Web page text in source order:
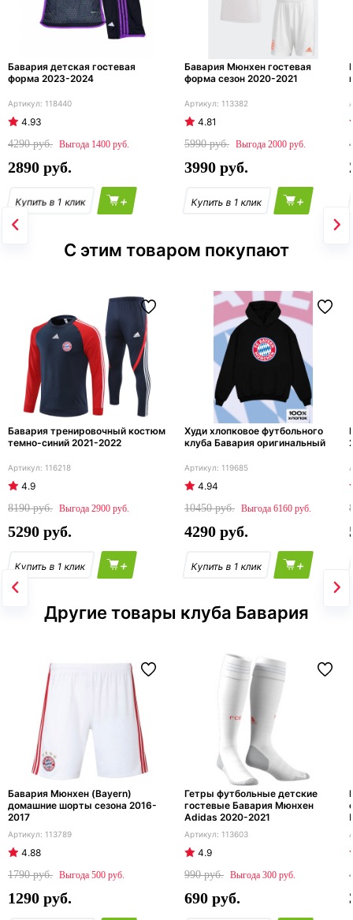
Бавария детская гостевая
форма 2023-2024
118440
4.93
4290
1400
2890
+
Бавария Мюнхен гостевая
форма сезон 2020-2021
113382
4.81
5990
2000
3990
+
С этим товаром покупают
Бавария тренировочный костюм
темно-синий 2021-2022
116218
4.9
8190
2900
5290
+
Худи хлопковое футбольного
клуба Бавария оригинальный
119685
4.94
10450
6160
4290
+
Другие товары клуба Бавария
Бавария Мюнхен (Bayern)
домашние шорты сезона 2016-
2017
113789
4.88
1790
500
1290
Гетры футбольные детские
гостевые Бавария Мюнхен
Adidas 2020-2021
113603
4.9
990
300
690